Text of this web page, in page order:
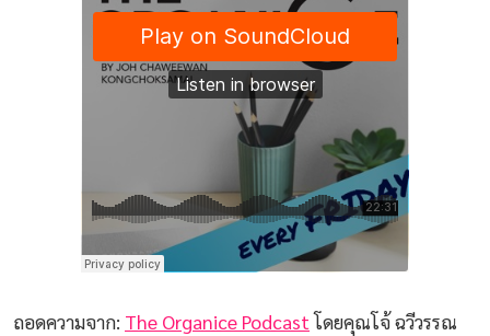
ถอดความจาก: The Organice Podcastโดยคุณโจ้ ฉวีวรรณ